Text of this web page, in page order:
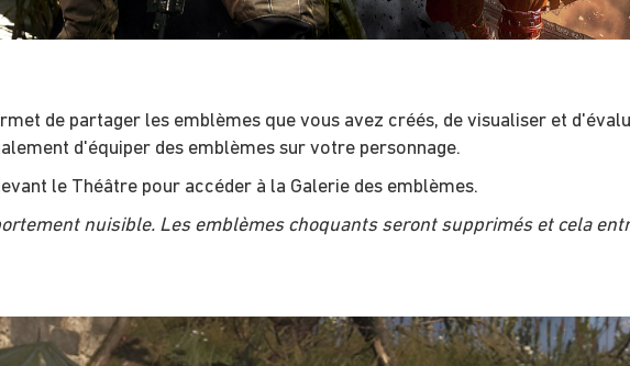
de partager les emblèmes que vous avez créés, de visualiser et
d'équiper des emblèmes sur votre personnage.
le Théâtre pour accéder à la Galerie des emblèmes.
nuisible. Les emblèmes choquants seront supprimés et cela